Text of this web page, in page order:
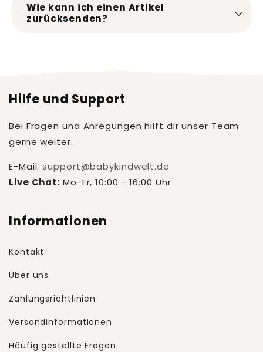
Wie kann ich einen Artikel
zurücksenden?
Hilfe und Support
Bei Fragen und Anregungen hilft dir unser Team
gerne weiter.
E-Mail:support@babykindwelt.de
Live Chat: Mo-Fr, 10:00 - 16:00 Uhr
Informationen
Kontakt
Über uns
Zahlungsrichtlinien
Versandinformationen
Häufig gestellte Fragen